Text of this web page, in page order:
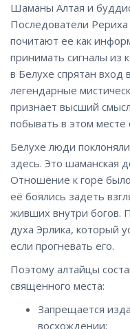
Шаманы Алтая и
Последователи
почитают ее как
принимать сигналы из
в Белухе спрятан
легендарные
признает высший
побывать в этом месте
Белухе люди
здесь. Это шаманская
Отношение к горе
её боялись задеть
живших внутри богов.
духа Эрлика, который
если прогневать его.
Поэтому алтайцы
священного места:
Запрещается
восхождении;